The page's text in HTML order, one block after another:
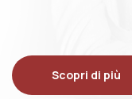
Scopri di più